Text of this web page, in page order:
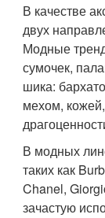
В качестве
двух
Модные
сумочек,
шика:
мехом,
В модных
таких как
Chanel,
зачастую